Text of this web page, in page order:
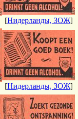
[Нидерланды, ЗОЖ]
[Нидерланды, ЗОЖ]